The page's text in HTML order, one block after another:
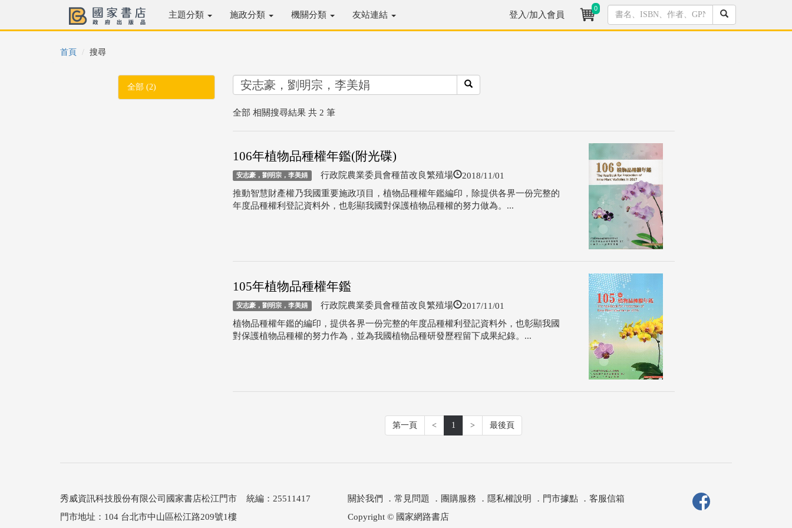
主題分類 施政分類 機關分類 友站連結 登入/加入會員
0
首頁 搜尋
全部 (2)
全部 相關搜尋結果 共 2 筆
106年植物品種權年鑑(附光碟)
安志豪，劉明宗，李美娟 行政院農業委員會種苗改良繁殖場 2018/11/01
推動智慧財產權乃我國重要施政項目，植物品種權年鑑編印，除提供各界一份完整的
年度品種權利登記資料外，也彰顯我國對保護植物品種權的努力做為。...
105年植物品種權年鑑
安志豪，劉明宗，李美娟 行政院農業委員會種苗改良繁殖場 2017/11/01
植物品種權年鑑的編印，提供各界一份完整的年度品種權利登記資料外，也彰顯我國
對保護植物品種權的努力作為，並為我國植物品種研發歷程留下成果紀錄。...
第一頁 < 1 > 最後頁
秀威資訊科技股份有限公司國家書店松江門市 統編：25511417
門市地址：104 台北市中山區松江路209號1樓
關於我們 ． 常見問題 ． 團購服務 ． 隱私權說明 ． 門市據點． 客服信箱
Copyright © 國家網路書店